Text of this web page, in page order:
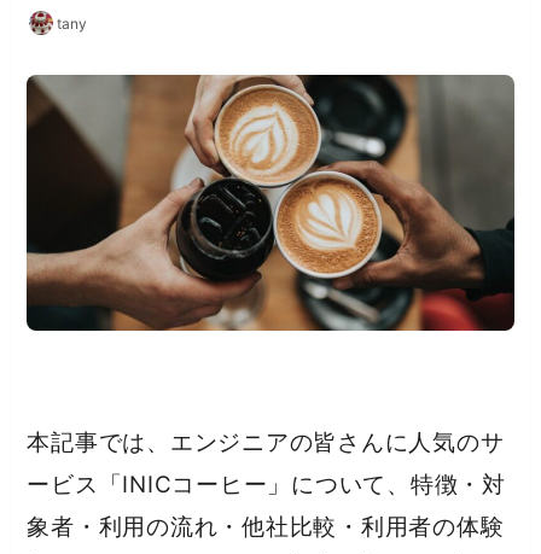
tany
本記事では、エンジニアの皆さんに人気のサ
ービス「INICコーヒー」について、特徴・対
象者・利用の流れ・他社比較・利用者の体験